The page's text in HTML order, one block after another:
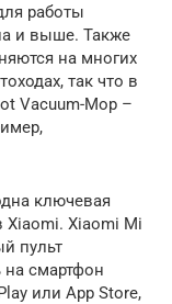
работы
и выше. Также
на многих
так что в
Vacuum-Mop –
ключевая
Xiaomi. Xiaomi Mi
пульт
на смартфон
или App Store,